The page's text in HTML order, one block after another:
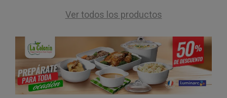
Ver todos los productos